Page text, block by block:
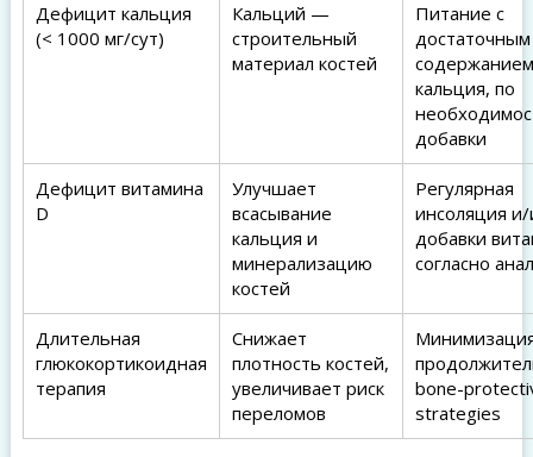
Дефицит кальция
(< 1000 мг/сут)
Кальций —
строительный
материал костей
Питание с
достаточным
содержанием
кальция, по
добавки
Дефицит витамина
D
Улучшает
всасывание
кальция и
минерализацию
костей
Регулярная
инсоляция
добавки
согласно
Длительная
глюкокортикоидная
терапия
Снижает
плотность костей,
увеличивает риск
переломов
bone-
strategies